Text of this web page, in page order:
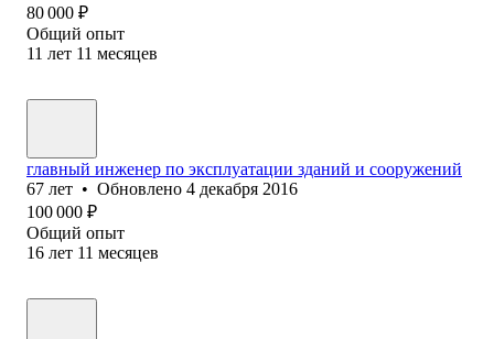
80 000 ₽
Общий опыт
11 лет 11 месяцев
главный инженер по эксплуатации зданий и сооружений
67 лет • Обновлено 4 декабря 2016
100 000 ₽
Общий опыт
16 лет 11 месяцев